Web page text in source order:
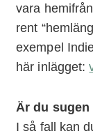
vara
rent
exempel
här inlägget:
Är du
I så fall kan